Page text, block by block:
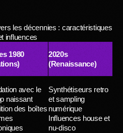
les décennies : caractéristiques
influences
1980
2020s
(Renaissance)
avec le
naissant
des boîtes
Synthétiseurs retro
et sampling
numérique
Influences house et
nu-disco